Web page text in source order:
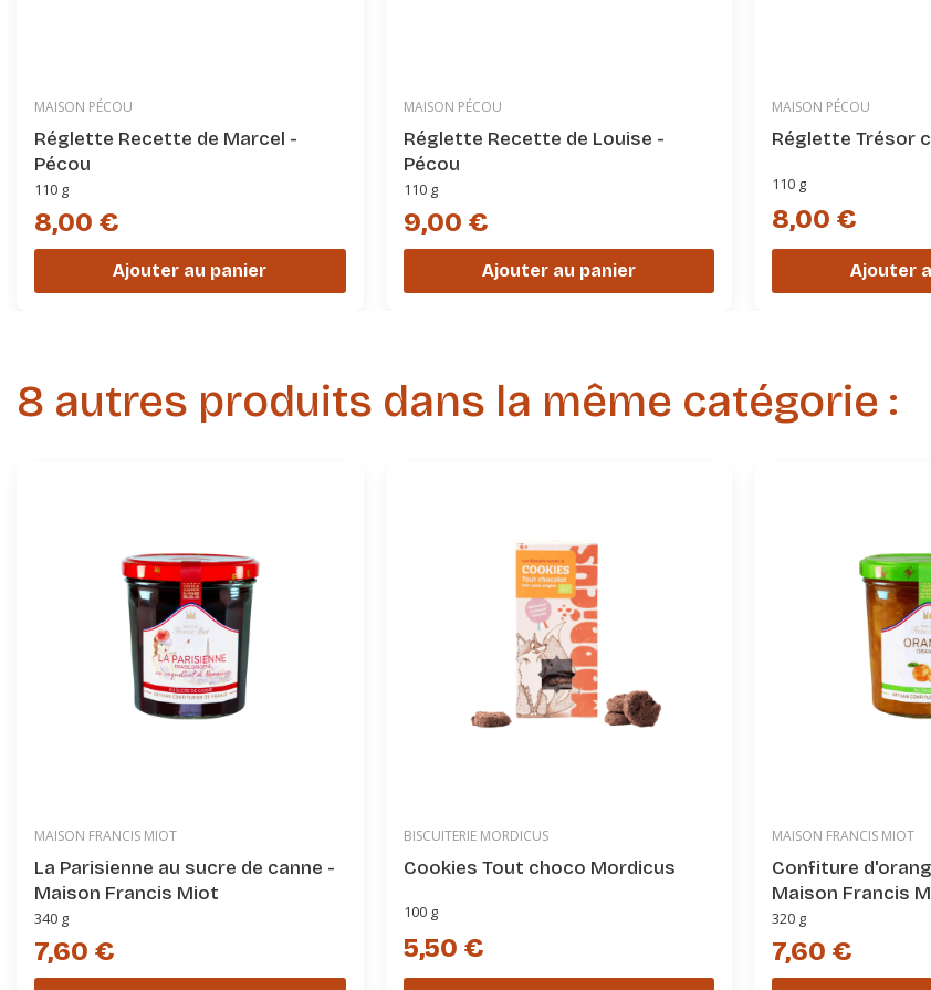
MAISON PÉCOU
Réglette Recette de Marcel -
Pécou
110 g
8,00 €
Ajouter au panier
MAISON PÉCOU
Réglette Recette de Louise -
Pécou
110 g
9,00 €
Ajouter au panier
MAISON PÉCOU
Réglette Trésor
110 g
8,00 €
Ajouter
8 autres produits dans la même catégorie :
MAISON FRANCIS MIOT
La Parisienne au sucre de canne -
Maison Francis Miot
340 g
7,60 €
BISCUITERIE MORDICUS
Cookies Tout choco Mordicus
100 g
5,50 €
MAISON FRANCIS MIOT
Confiture
Maison Francis
320 g
7,60 €